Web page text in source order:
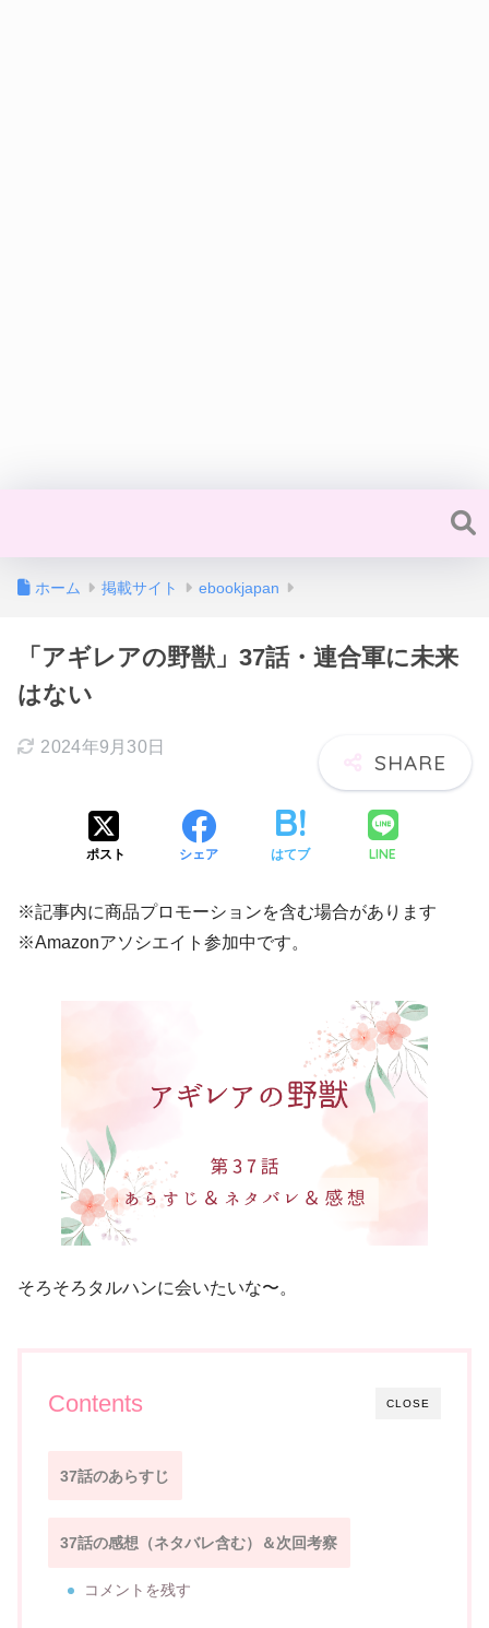
ホーム 掲載サイト ebookjapan
「アギレアの野獣」37話・連合軍に未来
はない
2024年9月30日
ポスト シェア はてブ LINE
※記事内に商品プロモーションを含む場合があります
※Amazonアソシエイト参加中です。
そろそろタルハンに会いたいな〜。
CLOSE
Contents
37話のあらすじ
37話の感想（ネタバレ含む）＆次回考察
コメントを残す